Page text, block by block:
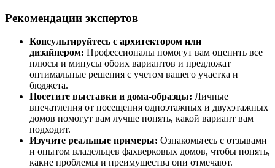
Рекомендации экспертов
Консультируйтесь с архитектором или
дизайнером: Профессионалы помогут вам оценить все
плюсы и минусы обоих вариантов и предложат
оптимальные решения с учетом вашего участка и
бюджета.
Посетите выставки и дома-образцы: Личные
впечатления от посещения одноэтажных и двухэтажных
домов помогут вам лучше понять, какой вариант вам
подходит.
Изучите реальные примеры: Ознакомьтесь с отзывами
и опытом владельцев фахверковых домов, чтобы понять,
какие проблемы и преимущества они отмечают.